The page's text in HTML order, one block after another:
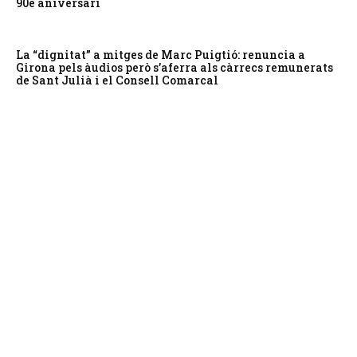
La “dignitat” a mitges de Marc Puigtió: renuncia a
Girona pels àudios però s’aferra als càrrecs remunerats
de Sant Julià i el Consell Comarcal